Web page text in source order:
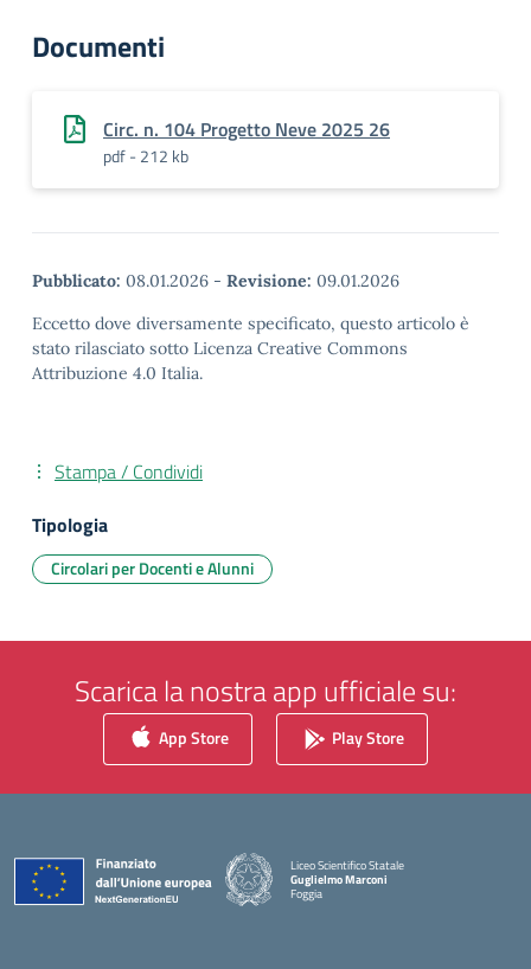
Documenti
Circ. n. 104 Progetto Neve 2025 26
pdf - 212 kb
Pubblicato: 08.01.2026 - Revisione: 09.01.2026
Eccetto dove diversamente specificato, questo articolo è
stato rilasciato sotto Licenza Creative Commons
Attribuzione 4.0 Italia.
Stampa / Condividi
Tipologia
Circolari per Docenti e Alunni
Scarica la nostra app ufficiale su:
App Store Play Store
Liceo Scientifico Statale
Guglielmo Marconi
Foggia
— Visita la pagina iniziale della scuola